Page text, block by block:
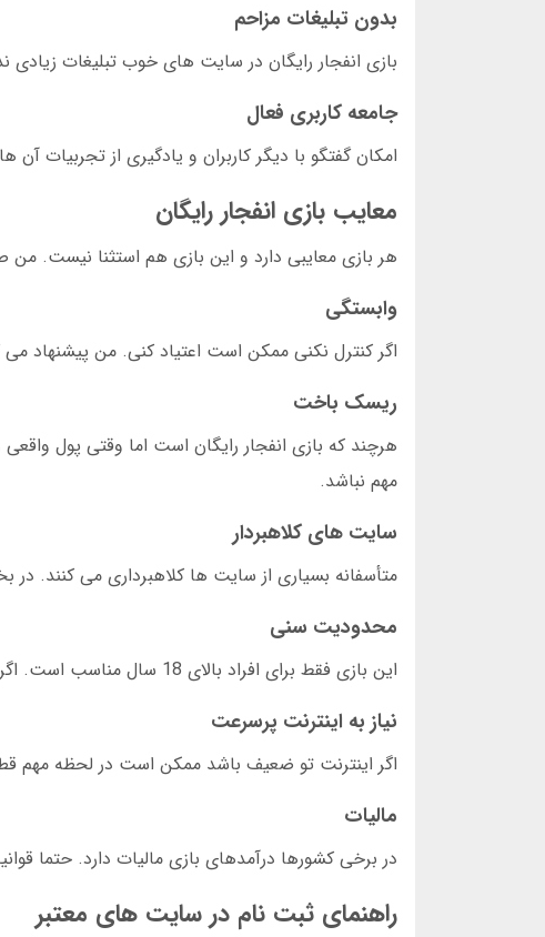
بدون تبلیغات مزاحم
بازی انفجار رایگان در سایت های خوب تبلیغات
جامعه کاربری فعال
امکان گفتگو با دیگر کاربران و یادگیری از تجربیات
معایب بازی انفجار رایگان
هر بازی معایبی دارد و این بازی هم استثنا نیست. من
وابستگی
اگر کنترل نکنی ممکن است اعتیاد کنی. من پیشنهاد
ریسک باخت
هرچند که بازی انفجار رایگان است اما وقتی پول
مهم نباشد.
سایت های کلاهبردار
متأسفانه بسیاری از سایت ها کلاهبرداری می
محدودیت سنی
این بازی فقط برای افراد بالای 18 سال مناسب است. اگر زیر 18 سال داری بهتر است صبر کنی.
نیاز به اینترنت پرسرعت
اگر اینترنت تو ضعیف باشد ممکن است در لحظه
مالیات
در برخی کشورها درآمدهای بازی مالیات دارد. حتما
راهنمای ثبت نام در سایت های معتبر